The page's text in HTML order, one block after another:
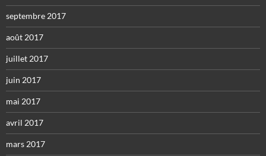
septembre 2017
août 2017
juillet 2017
juin 2017
mai 2017
avril 2017
mars 2017